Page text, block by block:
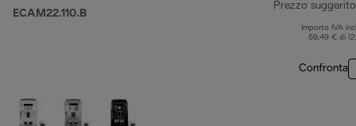
ECAM22.110.B
Prezzo suggerito
Importo IVA
59,49 € di
Confronta